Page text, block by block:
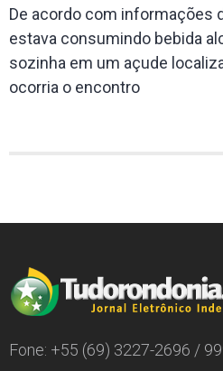
De acordo com informações
estava consumindo bebida
sozinha em um açude
ocorria o encontro
Fone: +55 (69) 3227-2696 /